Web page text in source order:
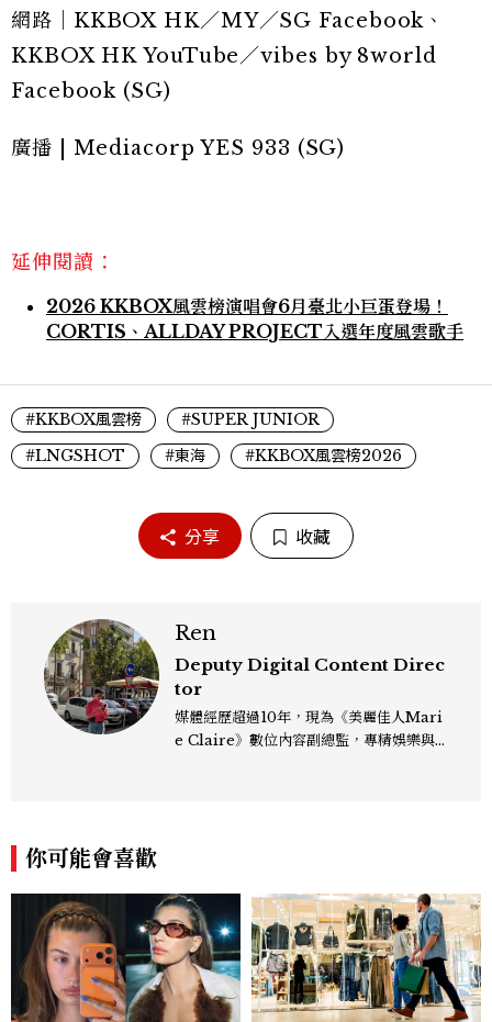
網路｜KKBOX HK／MY／SG Facebook、
KKBOX HK YouTube／vibes by 8world
Facebook (SG)
廣播 | Mediacorp YES 933 (SG)
延伸閱讀：
2026 KKBOX風雲榜演唱會6月臺北小巨蛋登場！
CORTIS、ALLDAY PROJECT入選年度風雲歌手
#KKBOX風雲榜
#SUPER JUNIOR
#LNGSHOT
#東海 #KKBOX風雲榜2026
分享 收藏
Ren
Deputy Digital Content Direc
tor
媒體經歷超過10年，現為《美麗佳人Mari
e Claire》數位內容副總監，專精娛樂與
你可能會喜歡